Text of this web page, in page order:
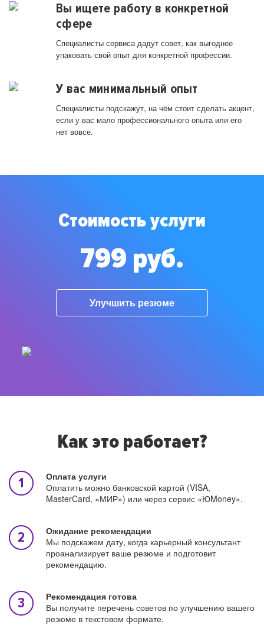
Вы ищете работу в конкретной
сфере
Специалисты сервиса дадут совет, как выгоднее
упаковать свой опыт для конкретной профессии.
У вас минимальный опыт
Специалисты подскажут, на чём стоит сделать акцент,
если у вас мало профессионального опыта или его
нет вовсе.
Стоимость услуги
799 руб.
Улучшить резюме
Как это работает?
Оплата услуги
Оплатить можно банковской картой (VISA,
MasterCard, «МИР») или через сервис «ЮMoney».
Ожидание рекомендации
Мы подскажем дату, когда карьерный консультант
проанализирует ваше резюме и подготовит
рекомендацию.
Рекомендация готова
Вы получите перечень советов по улучшению вашего
резюме в текстовом формате.